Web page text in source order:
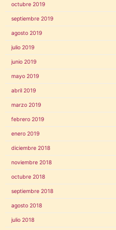
octubre 2019
septiembre 2019
agosto 2019
julio 2019
junio 2019
mayo 2019
abril 2019
marzo 2019
febrero 2019
enero 2019
diciembre 2018
noviembre 2018
octubre 2018
septiembre 2018
agosto 2018
julio 2018